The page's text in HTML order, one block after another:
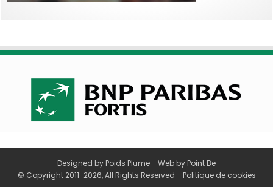
Designed by Poids Plume- Web by Point Be
© Copyright 2011-2026, All Rights Reserved - Politique de cookies